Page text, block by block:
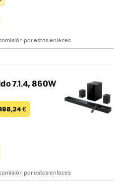
por estos enlaces
7.1.4, 860W
€
por estos enlaces